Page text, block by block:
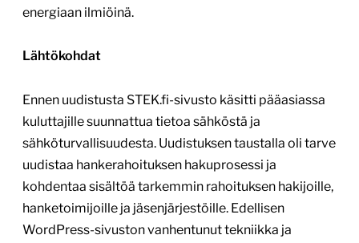
energiaan ilmiöinä.
Lähtökohdat
Ennen uudistusta STEK.fi-sivusto käsitti pääasiassa
kuluttajille suunnattua tietoa sähköstä ja
sähköturvallisuudesta. Uudistuksen taustalla oli tarve
uudistaa hankerahoituksen hakuprosessi ja
kohdentaa sisältöä tarkemmin rahoituksen hakijoille,
hanketoimijoille ja jäsenjärjestöille. Edellisen
WordPress-sivuston vanhentunut tekniikka ja